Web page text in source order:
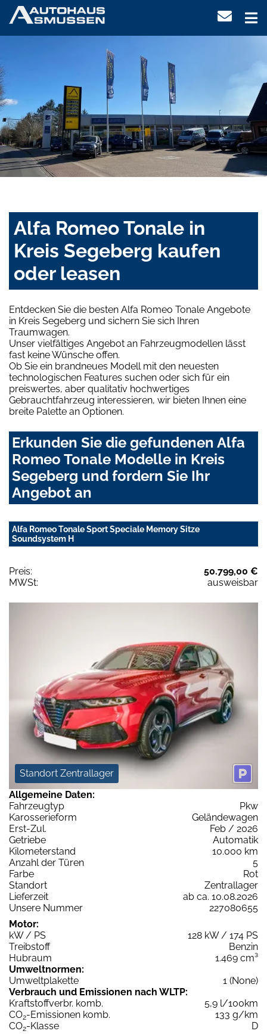
Alfa Romeo Tonale in
Kreis Segeberg kaufen
oder leasen
Entdecken Sie die besten Alfa Romeo Tonale Angebote
in Kreis Segeberg und sichern Sie sich Ihren
Traumwagen.
Unser vielfältiges Angebot an Fahrzeugmodellen lässt
fast keine Wünsche offen.
Ob Sie ein brandneues Modell mit den neuesten
technologischen Features suchen oder sich für ein
preiswertes, aber qualitativ hochwertiges
Gebrauchtfahrzeug interessieren, wir bieten Ihnen eine
breite Palette an Optionen.
Erkunden Sie die gefundenen Alfa
Romeo Tonale Modelle in Kreis
Segeberg und fordern Sie Ihr
Angebot an
Alfa Romeo Tonale Sport Speciale Memory Sitze
Soundsystem H
Preis:
50.799,00 €
MWSt:
ausweisbar
Standort Zentrallager
Allgemeine Daten:
Fahrzeugtyp
Pkw
Karosserieform
Geländewagen
Erst-Zul.
Feb / 2026
Getriebe
Automatik
Kilometerstand
10.000 km
Anzahl der Türen
5
Farbe
Rot
Standort
Zentrallager
Lieferzeit
ab ca. 10.08.2026
Unsere Nummer
227080655
Motor:
kW / PS
128 kW / 174 PS
Treibstoff
Benzin
Hubraum
1.469 cm³
Umweltnormen:
Umweltplakette
1 (None)
Verbrauch und Emissionen nach WLTP:
Kraftstoffverbr. komb.
5,9 l/100km
CO2-Emissionen komb.
133 g/km
CO2-Klasse
D